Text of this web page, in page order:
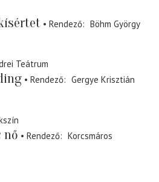
Rendező
Böhm György
Teátrum
Rendező
Gergye Krisztián
nő Rendező
Korcsmáros